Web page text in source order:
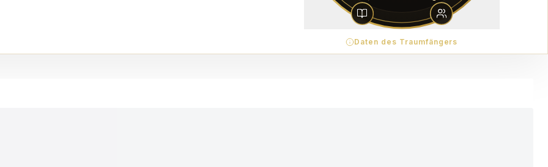
Daten des Traumfängers